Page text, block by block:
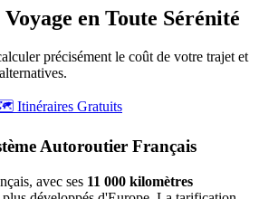
en Toute Sérénité
précisément le coût de votre trajet et
Itinéraires Gratuits
Autoroutier Français
avec ses 11 000 kilomètres